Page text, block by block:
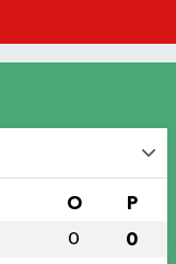
O P
0 0